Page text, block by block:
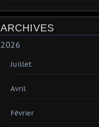
ARCHIVES
2026
Juillet
Avril
Février